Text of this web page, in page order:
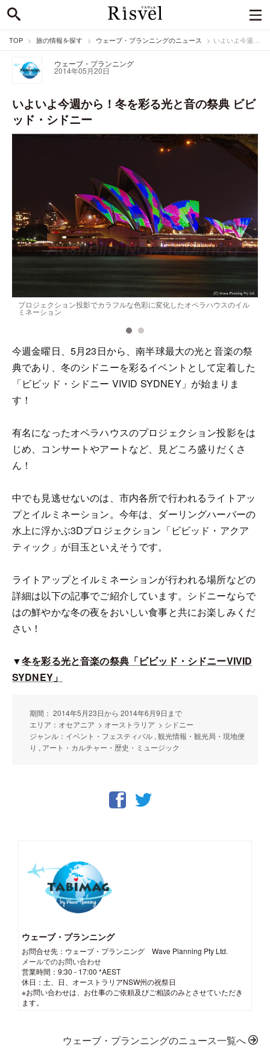
TOP 旅の情報を探す ウェーブ・プランニングのニュース いよいよ今週から！冬を彩る光と音の祭典 ビビッド・シドニー
ウェーブ・プランニング
2014年05月20日
いよいよ今週から！冬を彩る光と音の祭典 ビビ
ッド・シドニー
プロジェクション投影でカラフルな色彩に変化したオペラハウスのイル
ミネーション
今週金曜日、5月23日から、南半球最大の光と音楽の祭
典であり、冬のシドニーを彩るイベントとして定着した
「ビビッド・シドニー VIVID SYDNEY」が始まりま
す！
有名になったオペラハウスのプロジェクション投影をは
じめ、コンサートやアートなど、見どころ盛りだくさ
ん！
中でも見逃せないのは、市内各所で行われるライトアッ
プとイルミネーション。今年は、ダーリングハーバーの
水上に浮かぶ3Dプロジェクション「ビビッド・アクア
ティック」が目玉といえそうです。
ライトアップとイルミネーションが行われる場所などの
詳細は以下の記事でご紹介しています。シドニーならで
はの鮮やかな冬の夜をおいしい食事と共にお楽しみくだ
さい！
▼冬を彩る光と音楽の祭典「ビビッド・シドニーVIVID
SYDNEY」
期間： 2014年5月23日から 2014年6月9日まで
エリア：オセアニア > オーストラリア > シドニー
ジャンル：イベント・フェスティバル , 観光情報・観光局・現地便
り , アート・カルチャー・歴史・ミュージック
ウェーブ・プランニング
お問合せ先：ウェーブ・プランニング Wave Planning Pty Ltd.
メールでのお問い合わせ
営業時間：9:30 - 17:00 *AEST
休日：土、日、オーストラリアNSW州の祝祭日
※お問い合わせは、お仕事のご依頼及びご相談のみとさせていただき
ます。
ウェーブ・プランニングのニュース一覧へ